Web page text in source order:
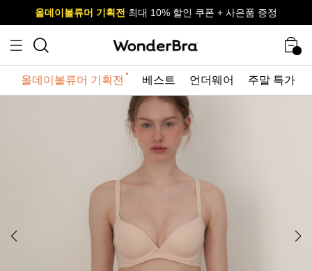
사이즈 무료 교환 서비스
올데이볼류머 기획전 최대 10% 할인 쿠폰 + 사은품 증정
사이즈 무료 교환 서비스
올데이볼류머 기획전
올데이볼류머 기획전 베스트 언더웨어 주말 특가